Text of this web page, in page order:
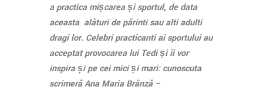
a practica mișcarea și sportul, de data
aceasta alături de părinți sau alți adulți
dragi lor. Celebri practicanți ai sportului au
acceptat provocarea lui Tedi și îi vor
inspira și pe cei mici și mari: cunoscuta
scrimeră Ana Maria Brânză –